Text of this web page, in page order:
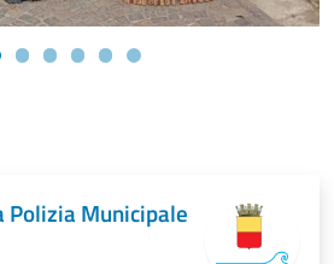
Polizia Municipale